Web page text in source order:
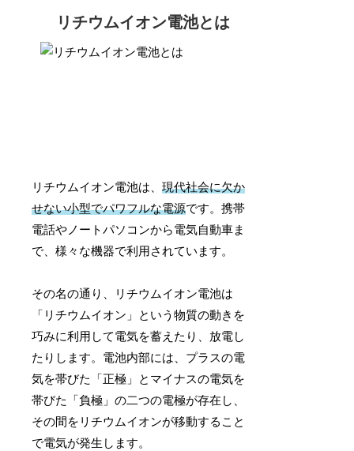
リチウムイオン電池とは
リチウムイオン電池は、現代社会に欠か
せない小型でパワフルな電源です。携帯
電話やノートパソコンから電気自動車ま
で、様々な機器で利用されています。
その名の通り、リチウムイオン電池は
「リチウムイオン」という物質の動きを
巧みに利用して電気を蓄えたり、放電し
たりします。電池内部には、プラスの電
気を帯びた「正極」とマイナスの電気を
帯びた「負極」の二つの電極が存在し、
その間をリチウムイオンが移動すること
で電気が発生します。